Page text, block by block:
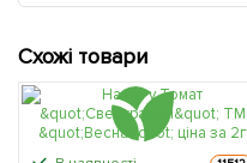
Схожі товари